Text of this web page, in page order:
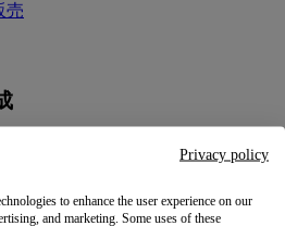
売
Privacy policy
to enhance the user experience on our
and marketing. Some uses of these